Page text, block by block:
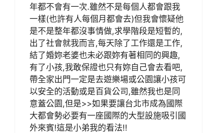
年都不會有一次.雖然不是每個人都會跟我
一樣(也許有人每個月都會去)但我會懷疑他
是不是整年都沒事情做,求學階段是短暫的,
出了社會就我而言,每天除了工作還是工作,
結了婚妳老婆也未必跟妳有著相同的興趣,
有了小孩,我敢保證也只有妳自己會去看吧,
帶全家出門一定是去遊樂場或公園讓小孩可
以安全的活動或是百貨公司,雖然我也是同
意蓋公園,但是>>如果要讓台北市成為國際
大都會勢必要有一座國際的大型設施吸引國
外來賓!這是小弟我的看法!!